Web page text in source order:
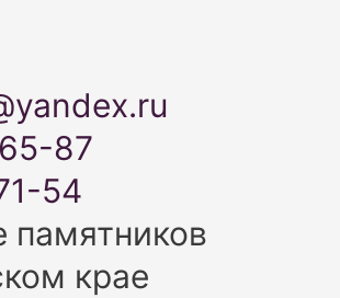
87
54
памятников
крае